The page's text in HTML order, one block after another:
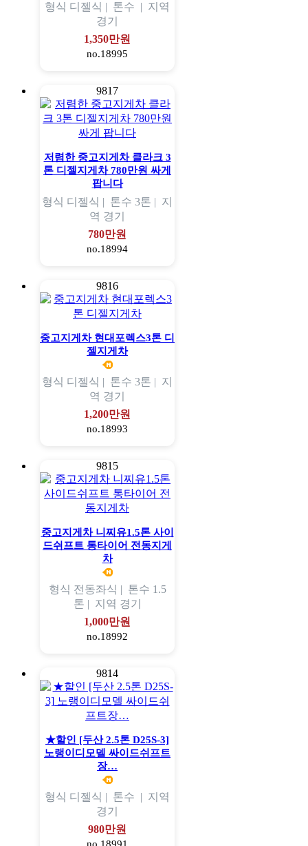
형식 디젤식 | 톤수 | 지역
경기
1,350만원
no.18995
9817
저렴한 중고지게차 클라크 3
톤 디젤지게차 780만원 싸게
팝니다
형식 디젤식 | 톤수 3톤 | 지
역 경기
780만원
no.18994
9816
중고지게차 현대포렉스3톤 디
젤지게차
형식 디젤식 | 톤수 3톤 | 지
역 경기
1,200만원
no.18993
9815
중고지게차 니찌유1.5톤 사이
드쉬프트 통타이어 전동지게
차
형식 전동좌식 | 톤수 1.5
톤 | 지역 경기
1,000만원
no.18992
9814
★할인 [두산 2.5톤 D25S-3]
노랭이디모델 싸이드쉬프트
장…
형식 디젤식 | 톤수 | 지역
경기
980만원